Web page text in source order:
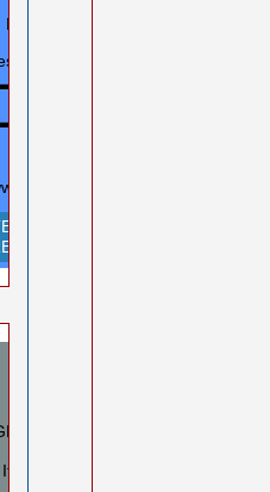
Murale/Sol
➡️
MARQUES
FARAL/HELYOS
Italie